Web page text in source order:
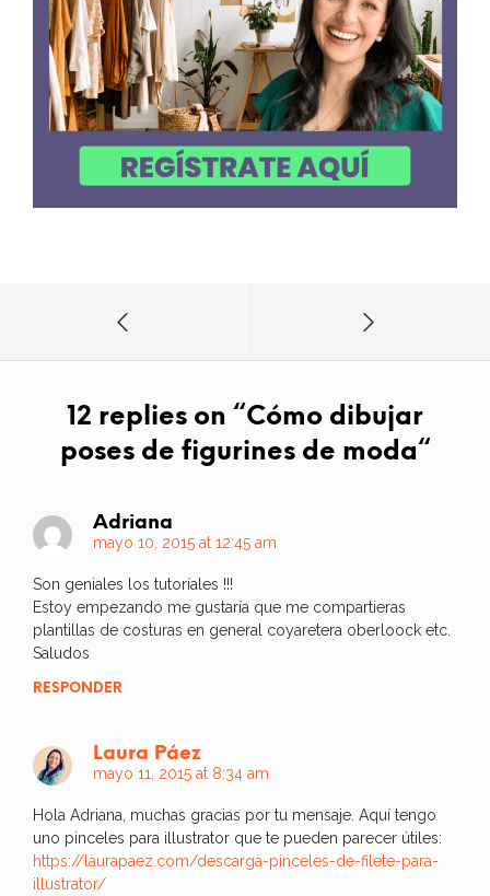
12 replies on “Cómo dibujar
poses de figurines de moda“
Adriana
mayo 10, 2015 at 12:45 am
Son geniales los tutoríales !!!
Estoy empezando me gustaría que me compartieras
plantillas de costuras en general coyaretera oberloock etc.
Saludos
RESPONDER
Laura Páez
mayo 11, 2015 at 8:34 am
Hola Adriana, muchas gracias por tu mensaje. Aquí tengo
uno pinceles para illustrator que te pueden parecer útiles:
https://laurapaez.com/descarga-pinceles-de-filete-para-
illustrator/